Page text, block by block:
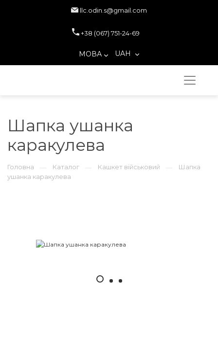
llc.odin.s@gmail.com
+38 (067) 751-24-69
МОВА UAH
Шапка ушанка
каракулева
Головна — Каталог — Кашкет військовий —
Шапка
ушанка каракулева